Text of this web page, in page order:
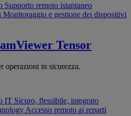
Supporto remoto istantaneo
Monitoraggio e gestione dei dispositivi
Tensor
operazioni in sicurezza.
IT Sicuro, flessibile, integrato
Accesso remoto ai reparti